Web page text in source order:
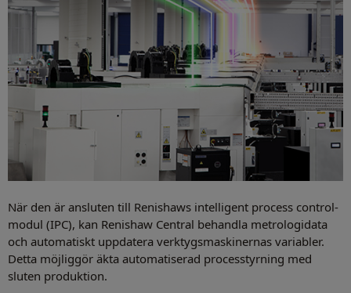
När den är ansluten till Renishaws intelligent process control-
modul (IPC), kan Renishaw Central behandla metrologidata
och automatiskt uppdatera verktygsmaskinernas variabler.
Detta möjliggör äkta automatiserad processtyrning med
sluten produktion.